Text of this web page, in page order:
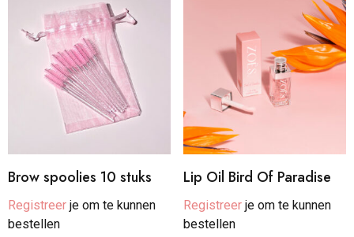
Brow spoolies 10 stuks
Registreer je om te kunnen
bestellen
Lip Oil Bird Of Paradise
Registreer je om te kunnen
bestellen